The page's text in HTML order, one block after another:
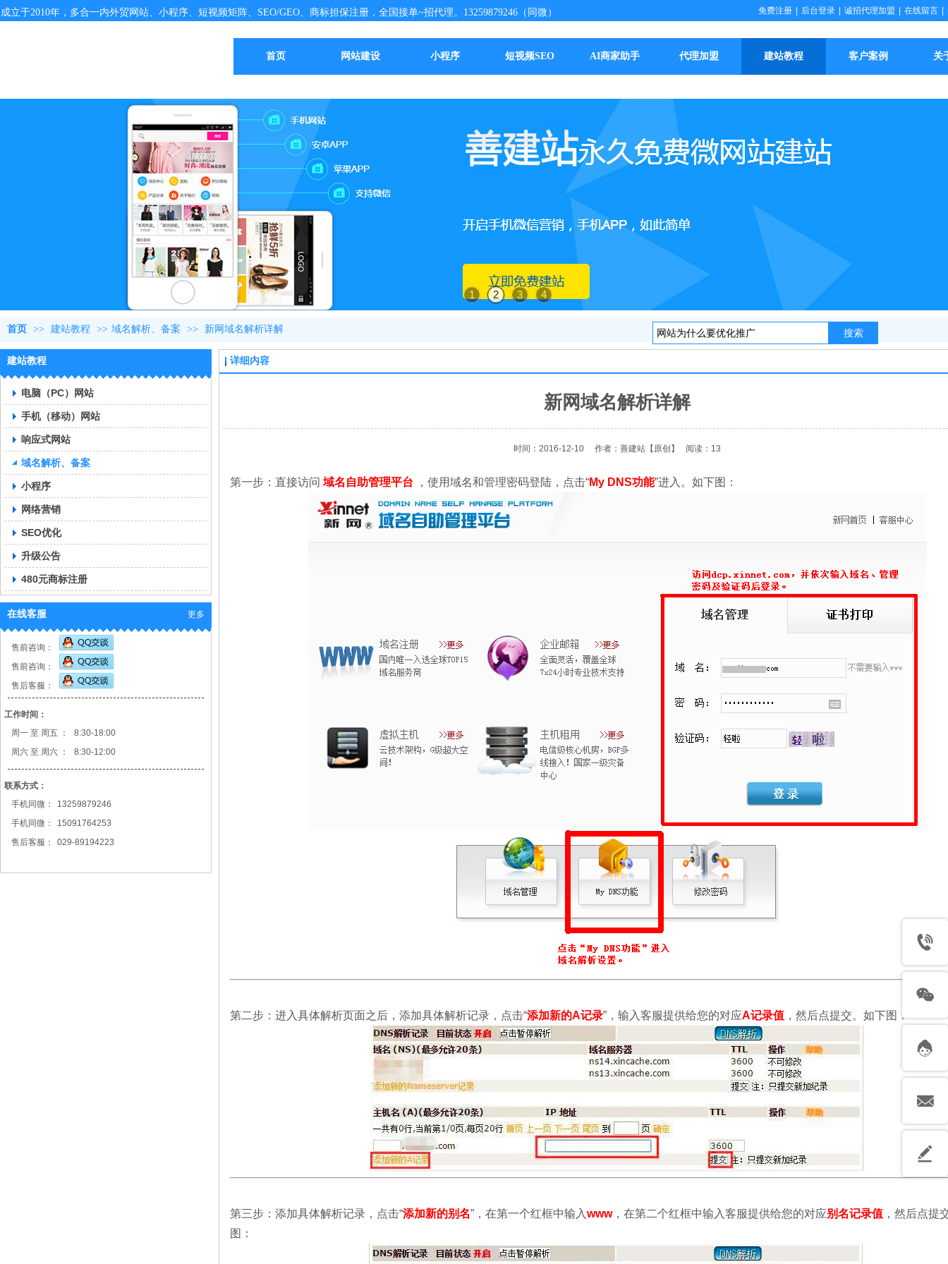
成立于2010年，多合一内外贸网站、小程序、短视频矩阵、SEO/GEO、商标担保注册，全国接单~招代理。13259879246（同微）
搜索
首页 网站建设 小程序 短视频SEO AI商家助手 代理加盟 建站教程 客户案例 关
免费注册 后台登录 诚招代理加盟 在线留言
1 2 3 4
首页 >> 建站教程 >> 域名解析、备案 >> 新网域名解析详解
建站教程
电脑（PC）网站
手机（移动）网站
响应式网站
域名解析、备案
小程序
网络营销
SEO优化
升级公告
480元商标注册
在线客服 更多
售前咨询：
售前咨询：
售后客服：
工作时间：
周一 至 周五 ：
8:30-18:00
周六 至 周六 ：
8:30-12:00
联系方式：
手机同微：
13259879246
手机同微：
15091764253
售后客服：
029-89194223
详细内容
新网域名解析详解
时间：2016-12-10 作者：善建站 【原创】 阅读：13
第一步：直接访问 域名自助管理平台 ，使用域名和管理密码登陆，点击“My DNS功能”进入。如下图：
第二步：进入具体解析页面之后，添加具体解析记录，点击“添加新的A记录”，输入客服提供给您的对应A记录值 ，然后点提交。如下图：
第三步：添加具体解析记录，点击“添加新的别名”，在第一个红框中输入www，在第二个红框中输入客服提供给您的对应别名记录值 ，然后点提
图：